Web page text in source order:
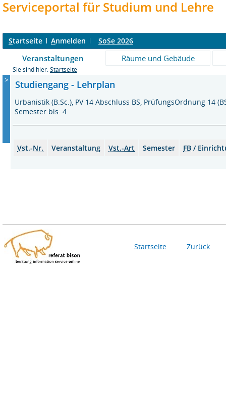
Serviceportal für Studium und Lehre
Startseite Anmelden SoSe 2026
Veranstaltungen Räume und Gebäude
Sie sind hier: Startseite
> Studiengang - Lehrplan
Urbanistik (B.Sc.), PV 14 Abschluss BS, PrüfungsOrdnung
Semester bis: 4
Vst.-Nr. Veranstaltung Vst.-Art Semester FB /
Startseite Zurück